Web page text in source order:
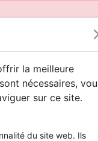
la meilleure
nécessaires,
sur ce site.
du site web. Ils